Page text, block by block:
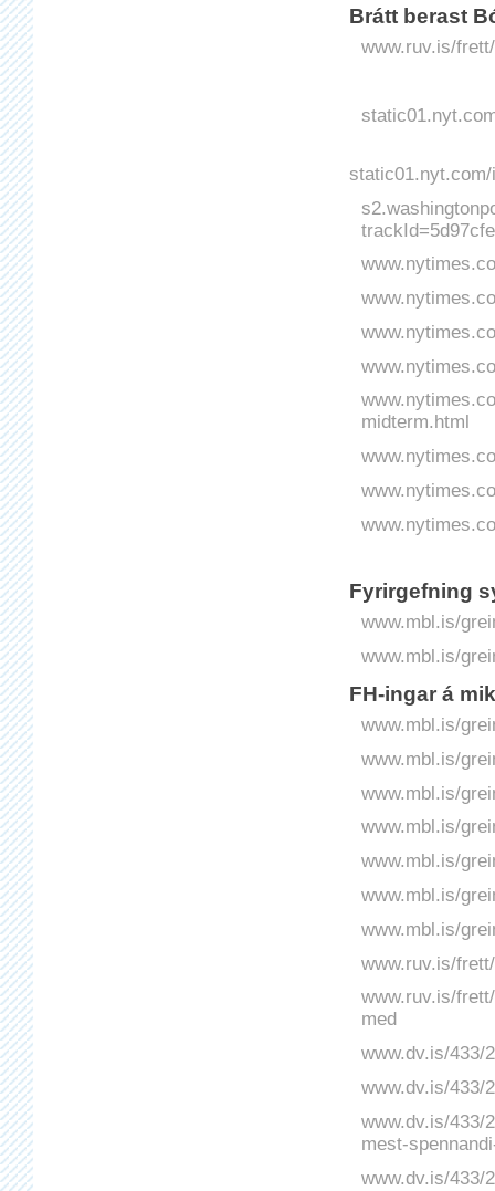
Brátt berast
www.ruv.is/
static01.nyt.com/
midterm.html
Fyrirgefning
www.mbl.is/
www.mbl.is/
FH-ingar á
www.mbl.is/
www.mbl.is/
www.mbl.is/
www.mbl.is/
www.mbl.is/
www.mbl.is/
www.mbl.is/
www.ruv.is/
www.ruv.is/
med
www.dv.is/433/
www.dv.is/433/
www.dv.is/433/
mest-
www.dv.is/433/